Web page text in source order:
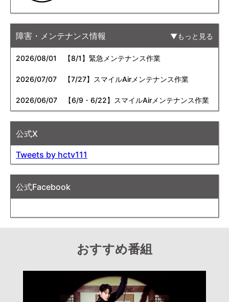
障害・メンテナンス情報 もっと見る
2026/08/01 【8/1】緊急メンテナンス作業
2026/07/07 【7/27】スマイルAirメンテナンス作業
2026/06/07 【6/9・6/22】スマイルAirメンテナンス作業
公式X
Tweets by hctv111
公式Facebook
おすすめ番組